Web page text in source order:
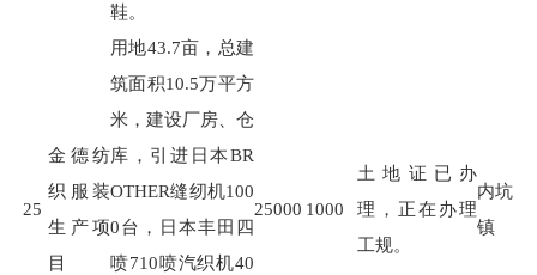
鞋。
25
金德纺
织服装
生产项
目
用地43.7亩，总建
筑面积10.5万平方
米，建设厂房、仓
库，引进日本BR
OTHER缝纫机100
0台，日本丰田四
喷710喷汽织机40
25000 1000
土地证已办
理，正在办理
工规。
内坑
镇